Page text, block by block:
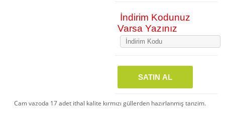
İndirim Kodunuz
Varsa Yazınız
SATIN AL
Cam vazoda 17 adet ithal kalite kırmızı güllerden hazırlanmış tanzim.